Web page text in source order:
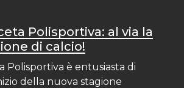
Polisportiva: al via la
di calcio!
Polisportiva è entusiasta di
della nuova stagione